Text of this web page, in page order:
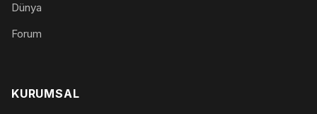
Dünya
Forum
KURUMSAL